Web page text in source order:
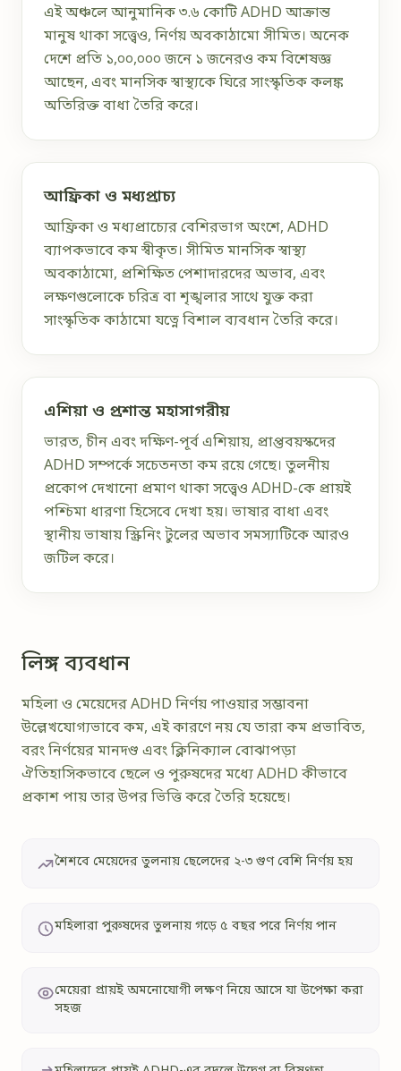
এই অঞ্চলে আনুমানিক ৩.৬ কোটি ADHD আক্রান্ত
মানুষ থাকা সত্ত্বেও, নির্ণয় অবকাঠামো সীমিত। অনেক
দেশে প্রতি ১,০০,০০০ জনে ১ জনেরও কম বিশেষজ্ঞ
আছেন, এবং মানসিক স্বাস্থ্যকে ঘিরে সাংস্কৃতিক কলঙ্ক
অতিরিক্ত বাধা তৈরি করে।
আফ্রিকা ও মধ্যপ্রাচ্য
আফ্রিকা ও মধ্যপ্রাচ্যের বেশিরভাগ অংশে, ADHD
ব্যাপকভাবে কম স্বীকৃত। সীমিত মানসিক স্বাস্থ্য
অবকাঠামো, প্রশিক্ষিত পেশাদারদের অভাব, এবং
লক্ষণগুলোকে চরিত্র বা শৃঙ্খলার সাথে যুক্ত করা
সাংস্কৃতিক কাঠামো যত্নে বিশাল ব্যবধান তৈরি করে।
এশিয়া ও প্রশান্ত মহাসাগরীয়
ভারত, চীন এবং দক্ষিণ-পূর্ব এশিয়ায়, প্রাপ্তবয়স্কদের
ADHD সম্পর্কে সচেতনতা কম রয়ে গেছে। তুলনীয়
প্রকোপ দেখানো প্রমাণ থাকা সত্ত্বেও ADHD-কে প্রায়ই
পশ্চিমা ধারণা হিসেবে দেখা হয়। ভাষার বাধা এবং
স্থানীয় ভাষায় স্ক্রিনিং টুলের অভাব সমস্যাটিকে আরও
জটিল করে।
লিঙ্গ ব্যবধান
মহিলা ও মেয়েদের ADHD নির্ণয় পাওয়ার সম্ভাবনা
উল্লেখযোগ্যভাবে কম, এই কারণে নয় যে তারা কম প্রভাবিত,
বরং নির্ণয়ের মানদণ্ড এবং ক্লিনিক্যাল বোঝাপড়া
ঐতিহাসিকভাবে ছেলে ও পুরুষদের মধ্যে ADHD কীভাবে
প্রকাশ পায় তার উপর ভিত্তি করে তৈরি হয়েছে।
শৈশবে মেয়েদের তুলনায় ছেলেদের ২-৩ গুণ বেশি নির্ণয় হয়
মহিলারা পুরুষদের তুলনায় গড়ে ৫ বছর পরে নির্ণয় পান
মেয়েরা প্রায়ই অমনোযোগী লক্ষণ নিয়ে আসে যা উপেক্ষা করা
সহজ